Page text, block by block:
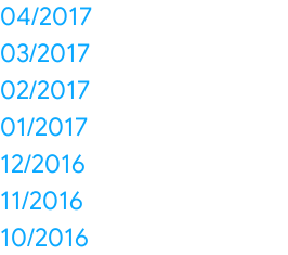
04/2017
03/2017
02/2017
01/2017
12/2016
11/2016
10/2016